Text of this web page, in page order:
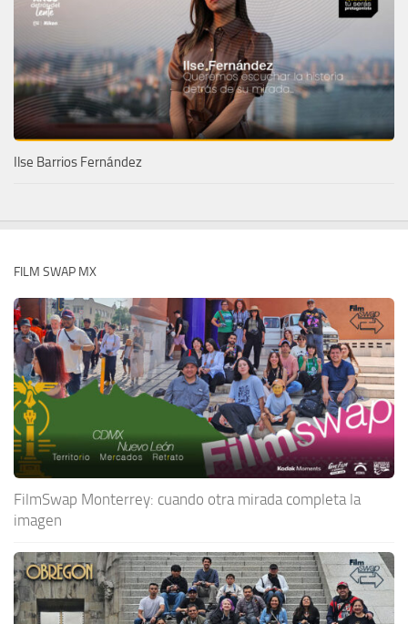
Ilse Barrios Fernández
FILM SWAP MX
FilmSwap Monterrey: cuando otra mirada completa la
imagen